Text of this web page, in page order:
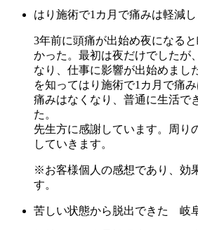
はり施術で1カ月で痛みは軽減
3年前に頭痛が出始め夜になる
かった。最初は夜だけでしたが
なり、仕事に影響が出始めまし
を知ってはり施術で1カ月で痛み
痛みはなくなり、普通に生活で
た。
先生方に感謝しています。周り
していきます。
※お客様個人の感想であり、効
す。
苦しい状態から脱出できた 岐